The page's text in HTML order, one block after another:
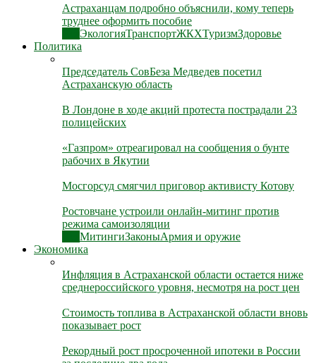
Астраханцам подробно объяснили, кому теперь
труднее оформить пособие
ЭкологияТранспортЖКХТуризмЗдоровье
Политика
Председатель СовБеза Медведев посетил
Астраханскую область
В Лондоне в ходе акций протеста пострадали 23
полицейских
«Газпром» отреагировал на сообщения о бунте
рабочих в Якутии
Мосгорсуд смягчил приговор активисту Котову
Ростовчане устроили онлайн-митинг против
режима самоизоляции
МитингиЗаконыАрмия и оружие
Экономика
Инфляция в Астраханской области остается ниже
среднероссийского уровня, несмотря на рост цен
Стоимость топлива в Астраханской области вновь
показывает рост
Рекордный рост просроченной ипотеки в России